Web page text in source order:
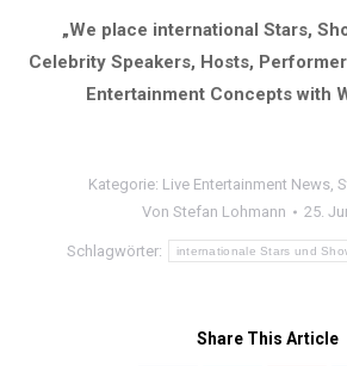
„We place international Stars,
Celebrity Speakers, Hosts,
Entertainment Concepts with
Kategorie: Live Entertainment News,
Von Stefan Lohmann 25.
Schlagwörter: internationale Stars und
Share This Article